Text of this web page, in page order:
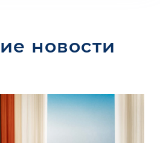
новости